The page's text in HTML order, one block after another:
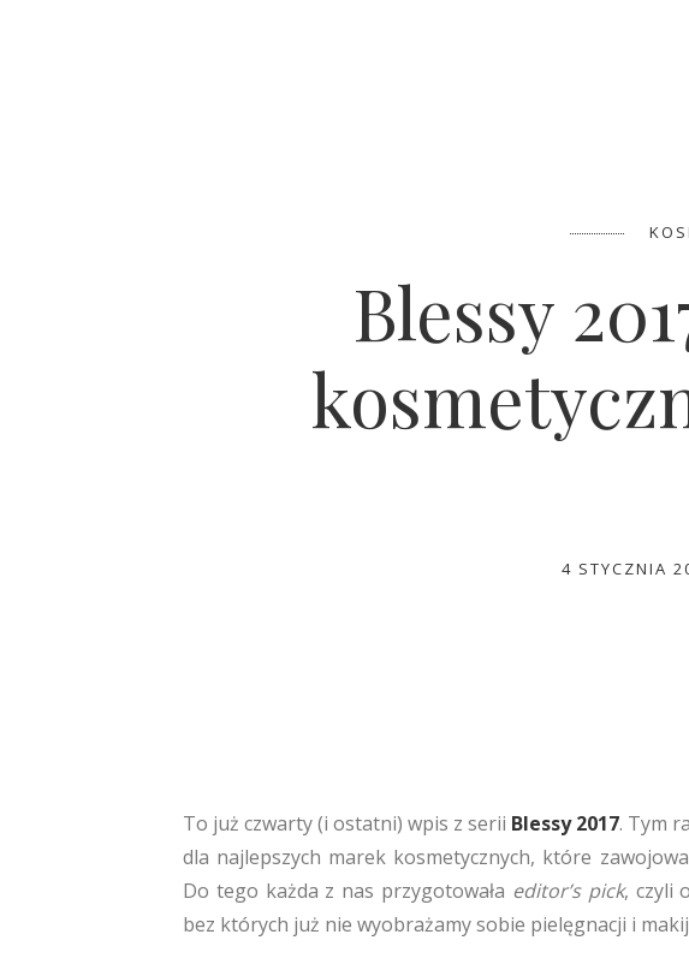
Blessy
4 STYCZNIA
To już czwarty (i ostatni) wpis z serii Blessy 2017. Tym
dla najlepszych marek kosmetycznych, które
Do tego każda z nas przygotowała editor’s pick, czyli
bez których już nie wyobrażamy sobie pielęgnacji i